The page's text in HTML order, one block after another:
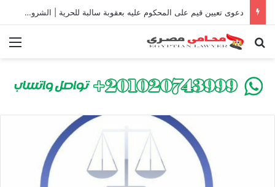
دعوى تعيين قيم على المحكوم عليه بعقوبة سالبة للحرية | الشروط والصيغة القانونية
بحث عن